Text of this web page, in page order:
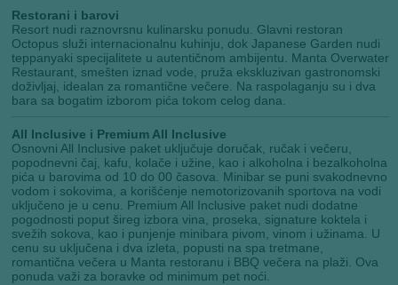
Restorani i barovi
Resort nudi raznovrsnu kulinarsku ponudu. Glavni restoran
Octopus služi internacionalnu kuhinju, dok Japanese Garden nudi
teppanyaki specijalitete u autentičnom ambijentu. Manta Overwater
Restaurant, smešten iznad vode, pruža ekskluzivan gastronomski
doživljaj, idealan za romantične večere. Na raspolaganju su i dva
bara sa bogatim izborom pića tokom celog dana.
All Inclusive i Premium All Inclusive
Osnovni All Inclusive paket uključuje doručak, ručak i večeru,
popodnevni čaj, kafu, kolače i užine, kao i alkoholna i bezalkoholna
pića u barovima od 10 do 00 časova. Minibar se puni svakodnevno
vodom i sokovima, a korišćenje nemotorizovanih sportova na vodi
uključeno je u cenu. Premium All Inclusive paket nudi dodatne
pogodnosti poput šireg izbora vina, proseka, signature koktela i
svežih sokova, kao i punjenje minibara pivom, vinom i užinama. U
cenu su uključena i dva izleta, popusti na spa tretmane,
romantična večera u Manta restoranu i BBQ večera na plaži. Ova
ponuda važi za boravke od minimum pet noći.